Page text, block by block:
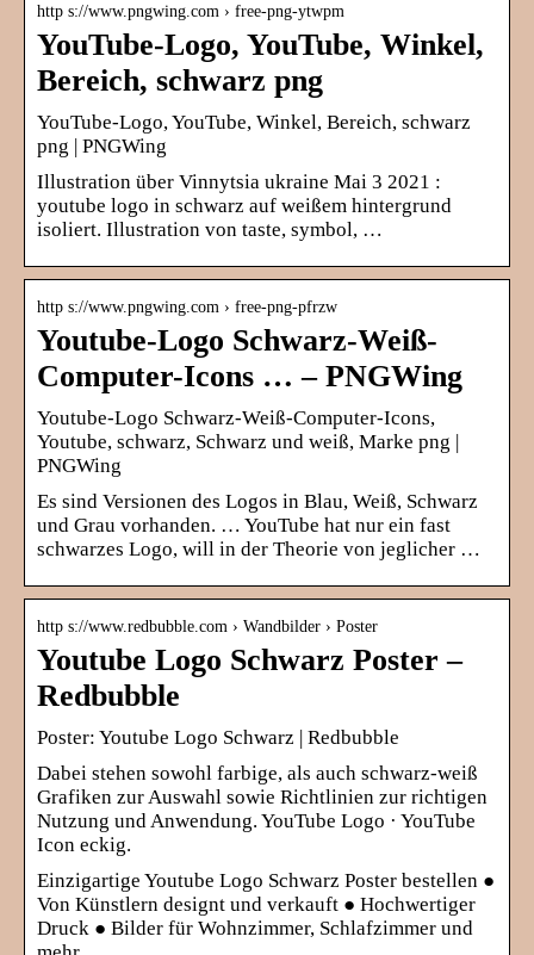
http s://www.pngwing.com › free-png-ytwpm
YouTube-Logo, YouTube, Winkel,
Bereich, schwarz png
YouTube-Logo, YouTube, Winkel, Bereich, schwarz
png | PNGWing
Illustration über Vinnytsia ukraine Mai 3 2021 :
youtube logo in schwarz auf weißem hintergrund
isoliert. Illustration von taste, symbol, …
http s://www.pngwing.com › free-png-pfrzw
Youtube-Logo Schwarz-Weiß-
Computer-Icons … – PNGWing
Youtube-Logo Schwarz-Weiß-Computer-Icons,
Youtube, schwarz, Schwarz und weiß, Marke png |
PNGWing
Es sind Versionen des Logos in Blau, Weiß, Schwarz
und Grau vorhanden. … YouTube hat nur ein fast
schwarzes Logo, will in der Theorie von jeglicher …
http s://www.redbubble.com › Wandbilder › Poster
Youtube Logo Schwarz Poster –
Redbubble
Poster: Youtube Logo Schwarz | Redbubble
Dabei stehen sowohl farbige, als auch schwarz-weiß
Grafiken zur Auswahl sowie Richtlinien zur richtigen
Nutzung und Anwendung. YouTube Logo · YouTube
Icon eckig.
Einzigartige Youtube Logo Schwarz Poster bestellen ●
Von Künstlern designt und verkauft ● Hochwertiger
Druck ● Bilder für Wohnzimmer, Schlafzimmer und